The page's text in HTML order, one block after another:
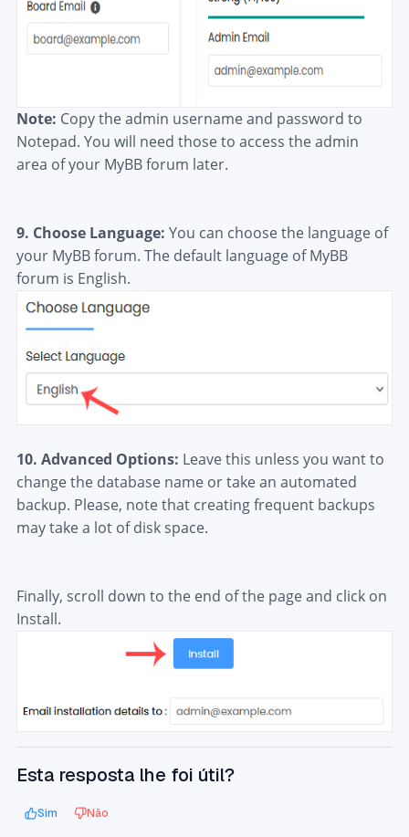
Note: Copy the admin username and password to
Notepad. You will need those to access the admin
area of your MyBB forum later.
9. Choose Language: You can choose the language of
your MyBB forum. The default language of MyBB
forum is English.
10. Advanced Options: Leave this unless you want to
change the database name or take an automated
backup. Please, note that creating frequent backups
may take a lot of disk space.
Finally, scroll down to the end of the page and click on
Install.
Esta resposta lhe foi útil?
Sim Não